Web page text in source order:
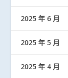
2025 年 6 月
2025 年 5 月
2025 年 4 月